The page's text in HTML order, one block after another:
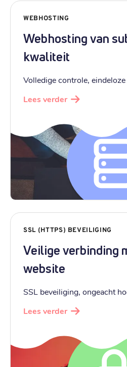
WEBHOSTING
Webhosting van
kwaliteit
Volledige controle,
Lees verder
SSL (HTTPS) BEVEILIGING
Veilige verbinding
website
SSL beveiliging, ongeacht
Lees verder